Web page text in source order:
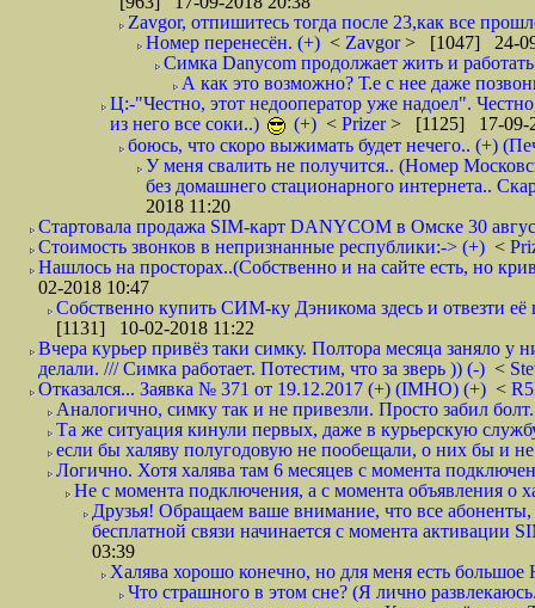
Zavgor, отпишитесь тогда после 23,как все
Номер перенесён. (+) < Zavgor> [1047] 24-
Симка Danycom продолжает жить и
А как это возможно? Т.е с нее даже
Ц:-"Честно, этот недооператор уже надоел".
из него все соки..)
(+) < Prizer> [1125] 17-09-
боюсь, что скоро выжимать будет нечего.. (+)
У меня свалить не получится.. (Номер
без домашнего стационарного интернета..
2018 11:20
Стартовала продажа SIM-карт DANYCOM в Омске 30
Стоимость звонков в непризнанные республики:-> (+) <
Нашлось на просторах..(Собственно и на сайте есть, но
02-2018 10:47
Собственно купить СИМ-ку Дэникома здесь и отвезти
[1131] 10-02-2018 11:22
Вчера курьер привёз таки симку. Полтора месяца заняло
делали. /// Симка работает. Потестим, что за зверь )) (-) <
Отказался... Заявка № 371 от 19.12.2017 (+) (IMHO) (+) <
Аналогично, симку так и не привезли. Просто забил
Та же ситуация кинули первых, даже в курьерскую
если бы халяву полугодовую не пообещали, о них бы и
Логично. Хотя халява там 6 месяцев с момента
Не с момента подключения, а с момента объявления о
Друзья! Обращаем ваше внимание, что все
бесплатной связи начинается с момента
03:39
Халява хорошо конечно, но для меня есть
Что страшного в этом сне? (Я лично